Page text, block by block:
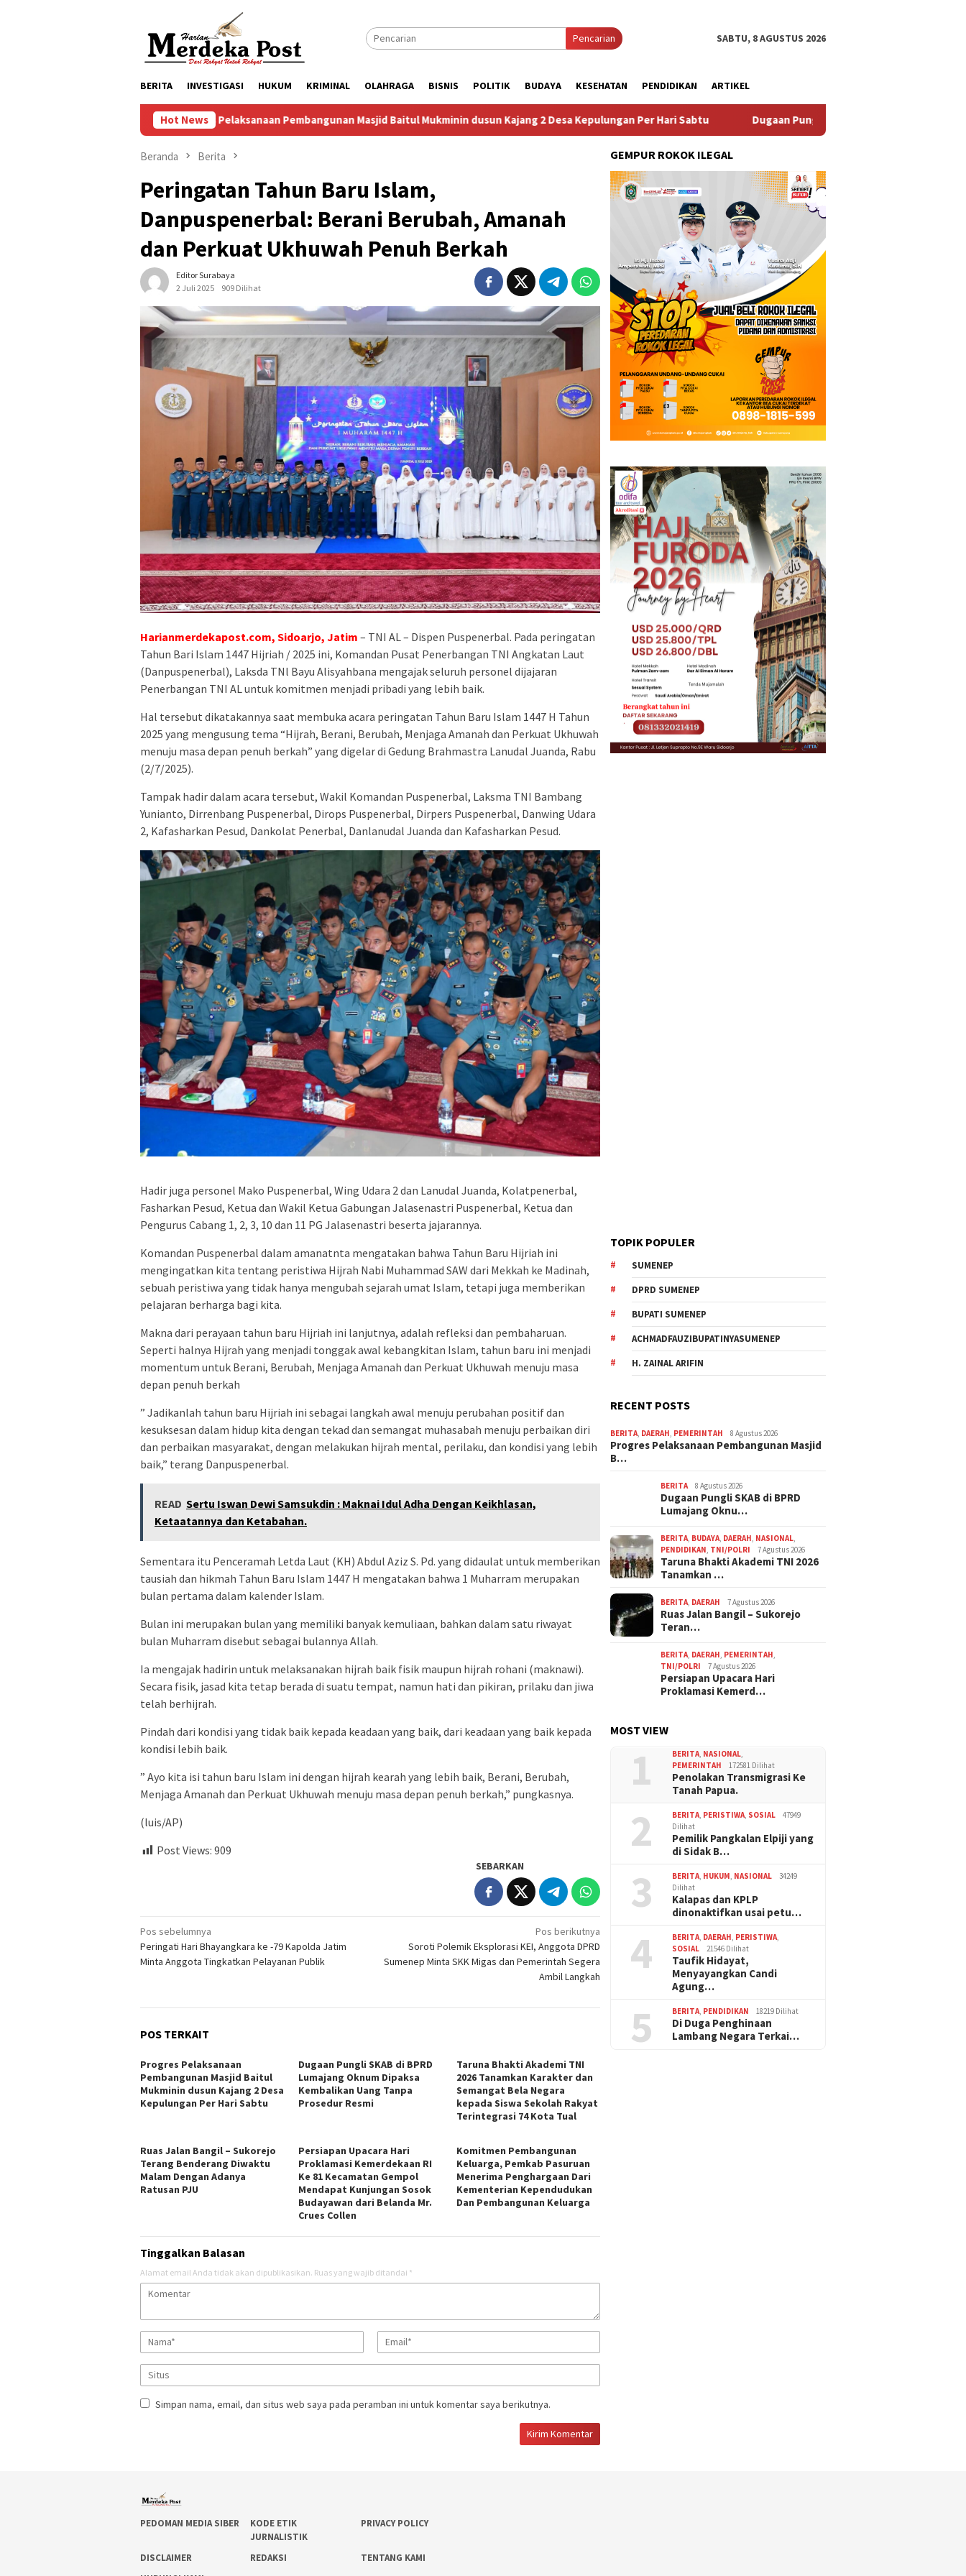
Pencarian SABTU, 8 AGUSTUS 2026
BERITA INVESTIGASI HUKUM KRIMINAL OLAHRAGA BISNIS POLITIK BUDAYA KESEHATAN PENDIDIKAN ARTIKEL
Hot News
Progres Pelaksanaan Pembangunan Masjid Baitul Mukminin dusun Kajang 2 Desa Kepulungan Per Hari Sabtu Dugaan Pungli SKAB di BPRD Lumajang Oknum Dipaksa
Beranda Berita
Peringatan Tahun Baru Islam,
Danpuspenerbal: Berani Berubah, Amanah
dan Perkuat Ukhuwah Penuh Berkah
Editor Surabaya
2 Juli 2025
909 Dilihat
Harianmerdekapost.com, Sidoarjo, Jatim – TNI AL – Dispen Puspenerbal. Pada peringatan
Tahun Bari Islam 1447 Hijriah / 2025 ini, Komandan Pusat Penerbangan TNI Angkatan Laut
(Danpuspenerbal), Laksda TNl Bayu Alisyahbana mengajak seluruh personel dijajaran
Penerbangan TNI AL untuk komitmen menjadi pribadi yang lebih baik.
Hal tersebut dikatakannya saat membuka acara peringatan Tahun Baru Islam 1447 H Tahun
2025 yang mengusung tema “Hijrah, Berani, Berubah, Menjaga Amanah dan Perkuat Ukhuwah
menuju masa depan penuh berkah” yang digelar di Gedung Brahmastra Lanudal Juanda, Rabu
(2/7/2025).
Tampak hadir dalam acara tersebut, Wakil Komandan Puspenerbal, Laksma TNI Bambang
Yunianto, Dirrenbang Puspenerbal, Dirops Puspenerbal, Dirpers Puspenerbal, Danwing Udara
2, Kafasharkan Pesud, Dankolat Penerbal, Danlanudal Juanda dan Kafasharkan Pesud.
Hadir juga personel Mako Puspenerbal, Wing Udara 2 dan Lanudal Juanda, Kolatpenerbal,
Fasharkan Pesud, Ketua dan Wakil Ketua Gabungan Jalasenastri Puspenerbal, Ketua dan
Pengurus Cabang 1, 2, 3, 10 dan 11 PG Jalasenastri beserta jajarannya.
Komandan Puspenerbal dalam amanatnta mengatakan bahwa Tahun Baru Hijriah ini
mengingatkan kita tentang peristiwa Hijrah Nabi Muhammad SAW dari Mekkah ke Madinah,
sebuah peristiwa yang tidak hanya mengubah sejarah umat Islam, tetapi juga memberikan
pelajaran berharga bagi kita.
Makna dari perayaan tahun baru Hijriah ini lanjutnya, adalah refleksi dan pembaharuan.
Seperti halnya Hijrah yang menjadi tonggak awal kebangkitan Islam, tahun baru ini menjadi
momentum untuk Berani, Berubah, Menjaga Amanah dan Perkuat Ukhuwah menuju masa
depan penuh berkah
” Jadikanlah tahun baru Hijriah ini sebagai langkah awal menuju perubahan positif dan
kesuksesan dalam hidup kita dengan tekad dan semangat muhasabah menuju perbaikan diri
dan perbaikan masyarakat, dengan melakukan hijrah mental, perilaku, dan kondisi yang lebih
baik,” terang Danpuspenerbal.
READ Sertu Iswan Dewi Samsukdin : Maknai Idul Adha Dengan Keikhlasan,
Ketaatannya dan Ketabahan.
Sementara itu Penceramah Letda Laut (KH) Abdul Aziz S. Pd. yang didaulat untuk memberikan
tausiah dan hikmah Tahun Baru Islam 1447 H mengatakan bahwa 1 Muharram merupakan
bulan pertama dalam kalender Islam.
Bulan ini merupakan bulan yang memiliki banyak kemuliaan, bahkan dalam satu riwayat
bulan Muharram disebut sebagai bulannya Allah.
Ia mengajak hadirin untuk melaksanakan hijrah baik fisik maupun hijrah rohani (maknawi).
Secara fisik, jasad kita tetap berada di suatu tempat, namun hati dan pikiran, prilaku dan jiwa
telah berhijrah.
Pindah dari kondisi yang tidak baik kepada keadaan yang baik, dari keadaan yang baik kepada
kondisi lebih baik.
” Ayo kita isi tahun baru Islam ini dengan hijrah kearah yang lebih baik, Berani, Berubah,
Menjaga Amanah dan Perkuat Ukhuwah menuju masa depan penuh berkah,” pungkasnya.
(luis/AP)
Post Views: 909
SEBARKAN
Navigasi
pos
Pos sebelumnya
Peringati Hari Bhayangkara ke -79 Kapolda Jatim
Minta Anggota Tingkatkan Pelayanan Publik
Pos berikutnya
Soroti Polemik Eksplorasi KEI, Anggota DPRD
Sumenep Minta SKK Migas dan Pemerintah Segera
Ambil Langkah
POS TERKAIT
Progres Pelaksanaan
Pembangunan Masjid Baitul
Mukminin dusun Kajang 2 Desa
Kepulungan Per Hari Sabtu
Dugaan Pungli SKAB di BPRD
Lumajang Oknum Dipaksa
Kembalikan Uang Tanpa
Prosedur Resmi
Taruna Bhakti Akademi TNI
2026 Tanamkan Karakter dan
Semangat Bela Negara
kepada Siswa Sekolah Rakyat
Terintegrasi 74 Kota Tual
Ruas Jalan Bangil – Sukorejo
Terang Benderang Diwaktu
Malam Dengan Adanya
Ratusan PJU
Persiapan Upacara Hari
Proklamasi Kemerdekaan RI
Ke 81 Kecamatan Gempol
Mendapat Kunjungan Sosok
Budayawan dari Belanda Mr.
Crues Collen
Komitmen Pembangunan
Keluarga, Pemkab Pasuruan
Menerima Penghargaan Dari
Kementerian Kependudukan
Dan Pembangunan Keluarga
Tinggalkan Balasan
Alamat email Anda tidak akan dipublikasikan. Ruas yang wajib ditandai *
Simpan nama, email, dan situs web saya pada peramban ini untuk komentar saya berikutnya.
GEMPUR ROKOK ILEGAL
TOPIK POPULER
SUMENEP
DPRD SUMENEP
BUPATI SUMENEP
ACHMADFAUZIBUPATINYASUMENEP
H. ZAINAL ARIFIN
RECENT POSTS
BERITA, DAERAH, PEMERINTAH 8 Agustus 2026
Progres Pelaksanaan Pembangunan Masjid
B…
BERITA 8 Agustus 2026
Dugaan Pungli SKAB di BPRD
Lumajang Oknu…
BERITA, BUDAYA, DAERAH, NASIONAL,
PENDIDIKAN, TNI/POLRI 7 Agustus 2026
Taruna Bhakti Akademi TNI 2026
Tanamkan …
BERITA, DAERAH 7 Agustus 2026
Ruas Jalan Bangil – Sukorejo
Teran…
BERITA, DAERAH, PEMERINTAH,
TNI/POLRI
7 Agustus 2026
Persiapan Upacara Hari
Proklamasi Kemerd…
MOST VIEW
1 BERITA, NASIONAL,
PEMERINTAH
172581 Dilihat
Penolakan Transmigrasi Ke
Tanah Papua.
2 BERITA, PERISTIWA, SOSIAL
47949
Dilihat
Pemilik Pangkalan Elpiji yang
di Sidak B…
3 BERITA, HUKUM, NASIONAL
34249
Dilihat
Kalapas dan KPLP
dinonaktifkan usai petu…
4 BERITA, DAERAH, PERISTIWA,
SOSIAL
21546 Dilihat
Taufik Hidayat,
Menyayangkan Candi
Agung…
5 BERITA, PENDIDIKAN 18219 Dilihat
Di Duga Penghinaan
Lambang Negara Terkai…
PEDOMAN MEDIA SIBER
KODE ETIK
JURNALISTIK
PRIVACY POLICY
DISCLAIMER REDAKSI
TENTANG KAMI